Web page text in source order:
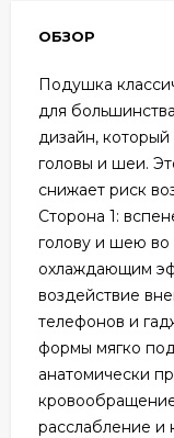
ОБЗОР
Подушка
для
дизайн, который
головы и шеи.
снижает риск
Сторона 1:
голову и шею во
охлаждающим
воздействие
телефонов и
формы мягко
анатомически
расслабление и